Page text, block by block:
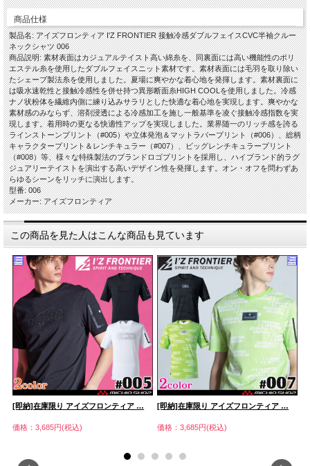
商品仕様
製品名: アイズフロンティア I'Z FRONTIER 接触冷感ダブルフェイスCVC半袖クルー
ネックシャツ 006
商品説明: 素材表面はカジュアルテイスト高い綿糸を、同裏面には高い機能性のポリ
エステル糸を使用したダブルフェイスニット素材です。素材表面には毛羽を取り除い
たシェーブ製法糸を使用しました。夏場に爽やかな着心地を発揮します。素材裏面に
は吸水速乾性と接触冷感性を併せ持つ異形断面糸HIGH COOLを使用しました。冷感
ナノ状粉体を繊維内側に練り込みサラリとした快適な着心地を実現します。爽やかな
素材感のみならず、溶剤浸透による冷感加工を施し一般基準を凌ぐ接触冷感指数を実
現します。着用時の更なる快適性アップを実現しました。業界随一のリッチ感を誇る
ラインストーンプリント（#005）や立体発泡＆マットラバープリント（#006）、総柄
キャラクタープリント＆レンチキュラー（#007）、ビッグレンチキュラープリント
（#008）等、様々な特殊製法のブランドロゴプリントを採用し、ハイブランド的ラグ
ジュアリーテイストを演出する高いデザイン性を発揮します。オン・オフを問わずあ
らゆるシーンをリッチに演出します。
型番: 006
メーカー: アイズフロンティア
この商品を見た人はこんな商品も見ています
[即納]在庫限り アイズフロンティア …
価格：3,685円(税込)
[即納]在庫限り アイズフロンティア …
価格：3,685円(税込)